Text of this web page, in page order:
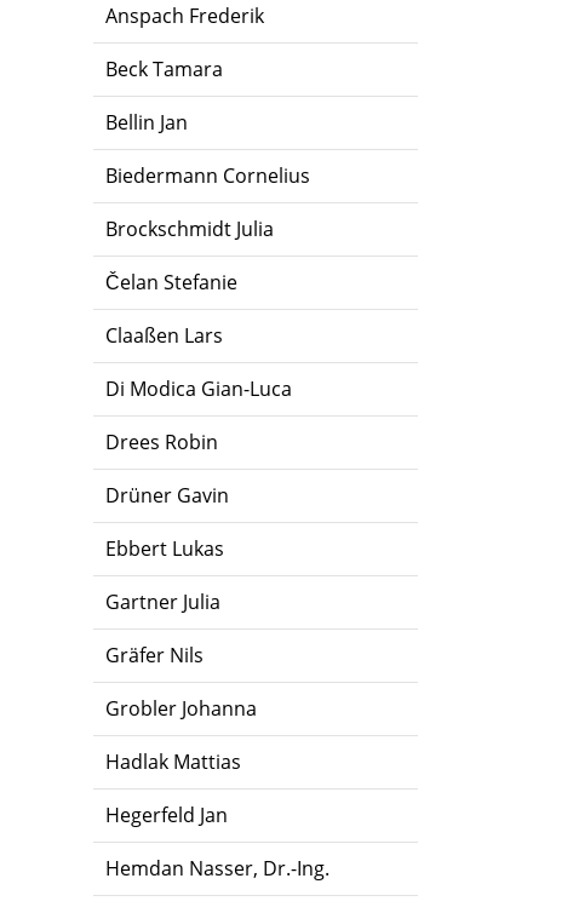
Anspach Frederik
Beck Tamara
Bellin Jan
Biedermann Cornelius
Brockschmidt Julia
Čelan Stefanie
Claaßen Lars
Di Modica Gian-Luca
Drees Robin
Drüner Gavin
Ebbert Lukas
Gartner Julia
Gräfer Nils
Grobler Johanna
Hadlak Mattias
Hegerfeld Jan
Hemdan Nasser, Dr.-Ing.